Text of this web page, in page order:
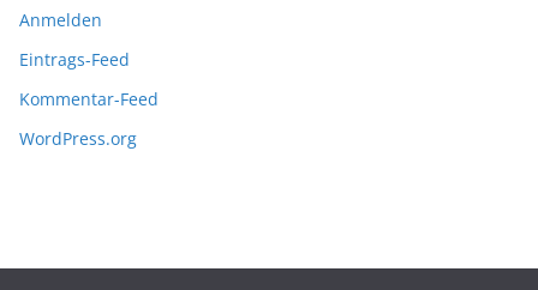
Anmelden
Eintrags-Feed
Kommentar-Feed
WordPress.org